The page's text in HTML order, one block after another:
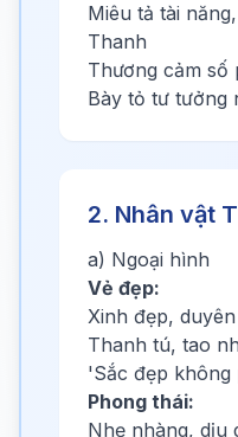
Miêu tả tài
Thanh
Thương cảm số
Bày tỏ tư tưởng
2. Nhân vật
a) Ngoại hình
Vẻ đẹp:
Xinh đẹp,
Thanh tú, tao
'Sắc đẹp không
Phong thái:
Nhẹ nhàng, dịu